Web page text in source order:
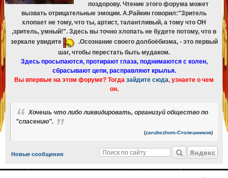
поздорову. Чтение этого форума может
вызвать отрицательные эмоции. А.Райкин говорил:"Зритель
хлопает не тому, что ты, артист, талантливый, а тому что ОН
,зритель, умный!". Здесь вы точно хлопать не будете потому, что в
зеркале увидите
.Осознание своего долбоёбизма, - это первый
шаг, чтобы перестать быть мудаком.
Здесь просыпаются, протирают глаза, поднимаются с колен,
сбрасывают цепи, расправляют крылья.
Вы впервые на этом форуме? Тогда зайдите сюда, узнаете о чем
он.
Хочешь что либо ликвидировать, организуй общество по
"спасению".
(zarubezhom-Столешников)
Новые сообщения Яндекс